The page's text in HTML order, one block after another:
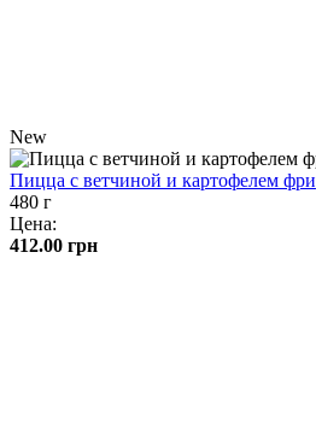
New
Пицца с ветчиной и картофелем фри
480 г
Цена:
412.00 грн